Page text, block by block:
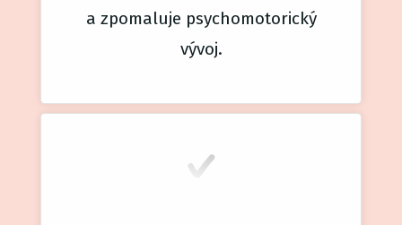
a zpomaluje psychomotorický
vývoj.